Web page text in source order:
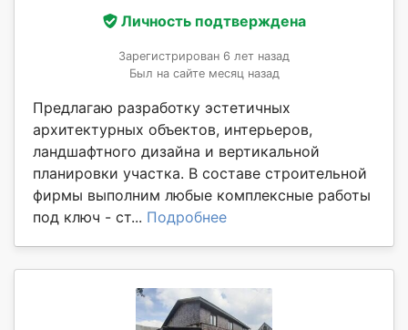
Личность подтверждена
Зарегистрирован 6 лет назад
Был на сайте месяц назад
Предлагаю разработку эстетичных
архитектурных объектов, интерьеров,
ландшафтного дизайна и вертикальной
планировки участка. В составе строительной
фирмы выполним любые комплексные работы
под ключ - ст... Подробнее